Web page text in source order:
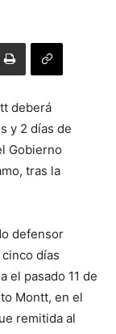
deberá
y 2 días de
Gobierno
tras la
defensor
días
el pasado 11 de
Montt, en el
remitida al